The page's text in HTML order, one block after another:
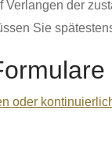
Verlangen der
Sie
oder